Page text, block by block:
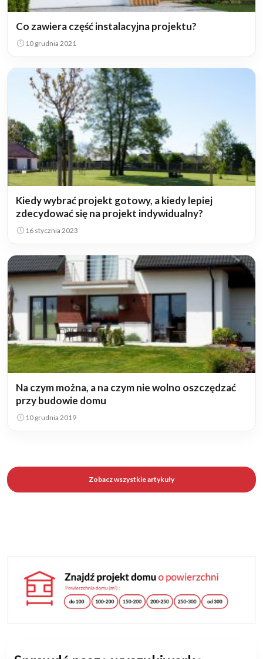
Co zawiera część instalacyjna projektu?
10 grudnia 2021
Kiedy wybrać projekt gotowy, a kiedy lepiej
zdecydować się na projekt indywidualny?
16 stycznia 2023
Na czym można, a na czym nie wolno oszczędzać
przy budowie domu
10 grudnia 2019
Zobacz wszystkie artykuły